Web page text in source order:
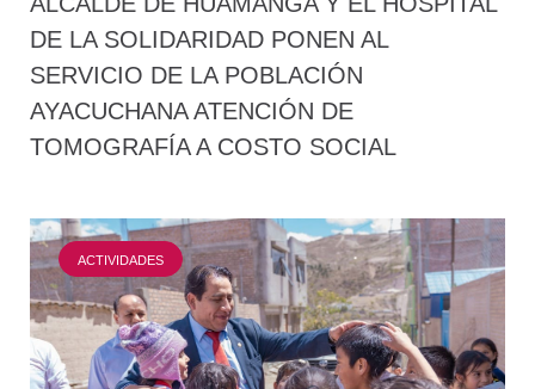
DE LA SOLIDARIDAD PONEN AL
SERVICIO DE LA POBLACIÓN
AYACUCHANA ATENCIÓN DE
TOMOGRAFÍA A COSTO SOCIAL
ACTIVIDADES